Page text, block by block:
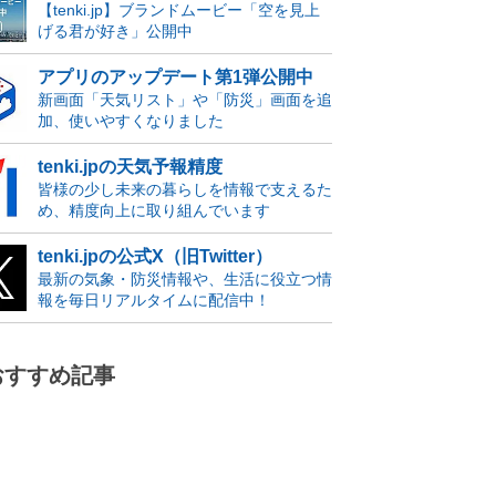
【tenki.jp】ブランドムービー「空を見上
げる君が好き」公開中
アプリのアップデート第1弾公開中
新画面「天気リスト」や「防災」画面を追
加、使いやすくなりました
tenki.jpの天気予報精度
皆様の少し未来の暮らしを情報で支えるた
め、精度向上に取り組んでいます
tenki.jpの公式X（旧Twitter）
最新の気象・防災情報や、生活に役立つ情
報を毎日リアルタイムに配信中！
すすめ記事